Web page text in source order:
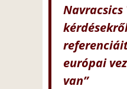
európai
van”